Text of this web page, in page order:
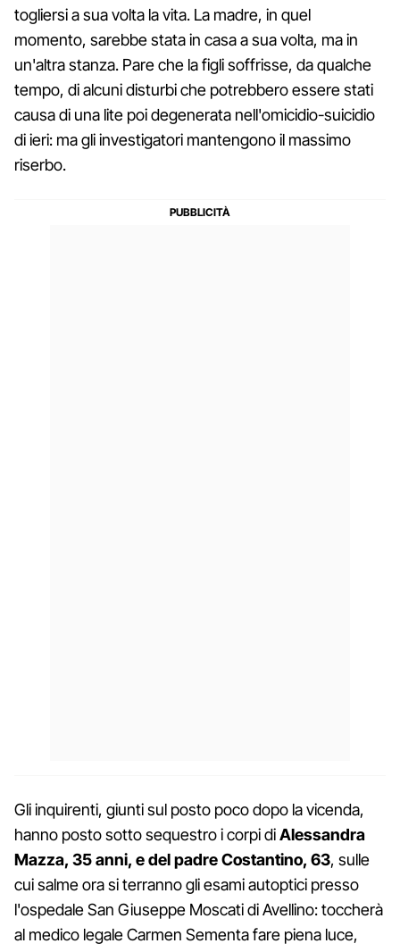
togliersi a sua volta la vita. La madre, in quel
momento, sarebbe stata in casa a sua volta, ma in
un'altra stanza. Pare che la figli soffrisse, da qualche
tempo, di alcuni disturbi che potrebbero essere stati
causa di una lite poi degenerata nell'omicidio-suicidio
di ieri: ma gli investigatori mantengono il massimo
riserbo.
Gli inquirenti, giunti sul posto poco dopo la vicenda,
hanno posto sotto sequestro i corpi diAlessandra
Mazza, 35 anni, e del padre Costantino, 63, sulle
cui salme ora si terranno gli esami autoptici presso
l'ospedale San Giuseppe Moscati di Avellino: toccherà
al medico legale Carmen Sementa fare piena luce,